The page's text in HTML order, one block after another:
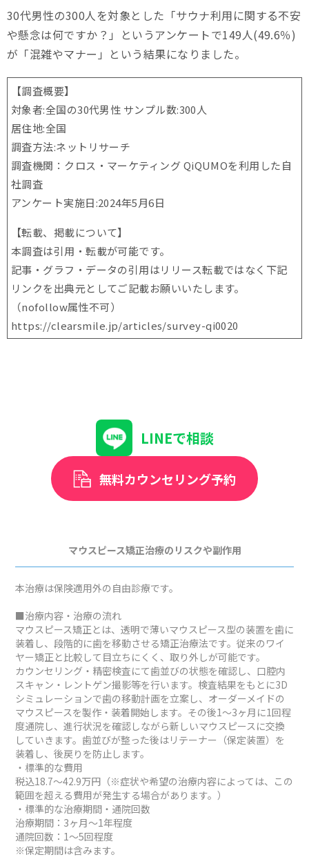
30代男性の300人を対象とした「サウナ利用に関する不安
や懸念は何ですか？」というアンケートで149人(49.6％)
が「混雑やマナー」という結果になりました。
【調査概要】
対象者:全国の30代男性 サンプル数:300人
居住地:全国
調査方法:ネットリサーチ
調査機関：クロス・マーケティング QiQUMOを利用した自
社調査
アンケート実施日:2024年5月6日
【転載、掲載について】
本調査は引用・転載が可能です。
記事・グラフ・データの引用はリリース転載ではなく下記
リンクを出典元としてご記載お願いいたします。
（nofollow属性不可）
https://clearsmile.jp/articles/survey-qi0020
LINEで相談
無料カウンセリング予約
マウスピース矯正治療のリスクや副作用
本治療は保険適用外の自由診療です。
■治療内容・治療の流れ
マウスピース矯正とは、透明で薄いマウスピース型の装置を歯に
装着し、段階的に歯を移動させる矯正治療法です。従来のワイ
ヤー矯正と比較して目立ちにくく、取り外しが可能です。
カウンセリング・精密検査にて歯並びの状態を確認し、口腔内
スキャン・レントゲン撮影等を行います。検査結果をもとに3D
シミュレーションで歯の移動計画を立案し、オーダーメイドの
マウスピースを製作・装着開始します。その後1～3ヶ月に1回程
度通院し、進行状況を確認しながら新しいマウスピースに交換
していきます。歯並びが整った後はリテーナー（保定装置）を
装着し、後戻りを防止します。
・標準的な費用
税込18.7～42.9万円（※症状や希望の治療内容によっては、この
範囲を超える費用が発生する場合があります。）
・標準的な治療期間・通院回数
治療期間：3ヶ月～1年程度
通院回数：1～5回程度
※保定期間は含みます。